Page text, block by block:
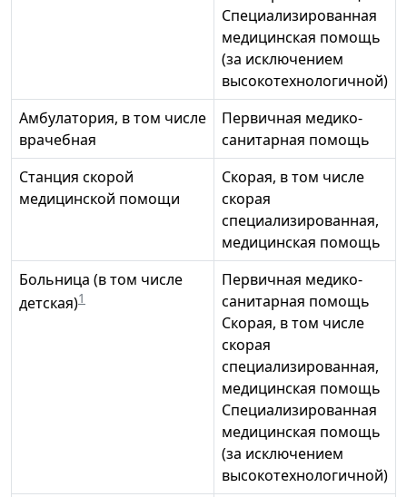
Специализированная
медицинская помощь
(за исключением
высокотехнологичной)
Амбулатория, в том числе
врачебная
Первичная медико-
санитарная помощь
Станция скорой
медицинской помощи
Скорая, в том числе
скорая
специализированная,
медицинская помощь
Больница (в том числе
детская)1
Первичная медико-
санитарная помощь
Скорая, в том числе
скорая
специализированная,
медицинская помощь
Специализированная
медицинская помощь
(за исключением
высокотехнологичной)